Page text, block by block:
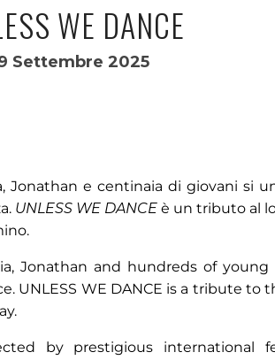
WE DANCE
Settembre 2025
e centinaia di giovani si
UNLESS WE DANCE è un tributo al
Jonathan and hundreds of young
UNLESS WE DANCE is a tribute to
by prestigious international